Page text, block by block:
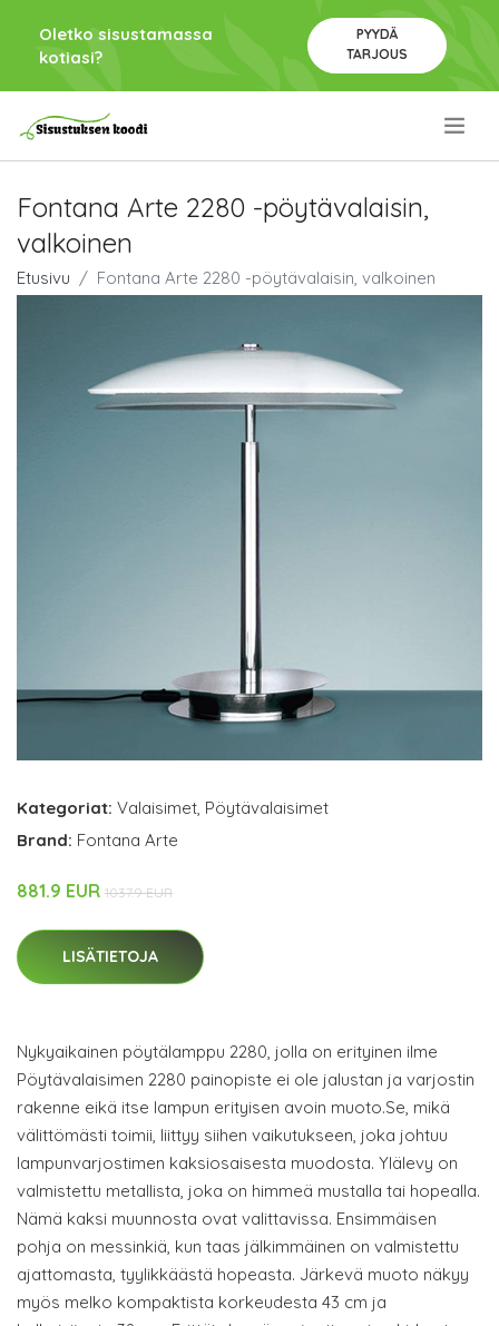
Oletko sisustamassa
kotiasi?
PYYDÄ
TARJOUS
Fontana Arte 2280 -pöytävalaisin,
valkoinen
Etusivu Fontana Arte 2280 -pöytävalaisin, valkoinen
Kategoriat: Valaisimet, Pöytävalaisimet
Brand: Fontana Arte
881.9 EUR 1037.9 EUR
LISÄTIETOJA
Nykyaikainen pöytälamppu 2280, jolla on erityinen ilme
Pöytävalaisimen 2280 painopiste ei ole jalustan ja varjostin
rakenne eikä itse lampun erityisen avoin muoto.Se, mikä
välittömästi toimii, liittyy siihen vaikutukseen, joka johtuu
lampunvarjostimen kaksiosaisesta muodosta. Ylälevy on
valmistettu metallista, joka on himmeä mustalla tai hopealla.
Nämä kaksi muunnosta ovat valittavissa. Ensimmäisen
pohja on messinkiä, kun taas jälkimmäinen on valmistettu
ajattomasta, tyylikkäästä hopeasta. Järkevä muoto näkyy
myös melko kompaktista korkeudesta 43 cm ja